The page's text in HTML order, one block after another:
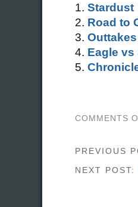
Stardust
Road to
Outtakes
Eagle vs
COMMENTS
PREVIOUS
NEXT POST: